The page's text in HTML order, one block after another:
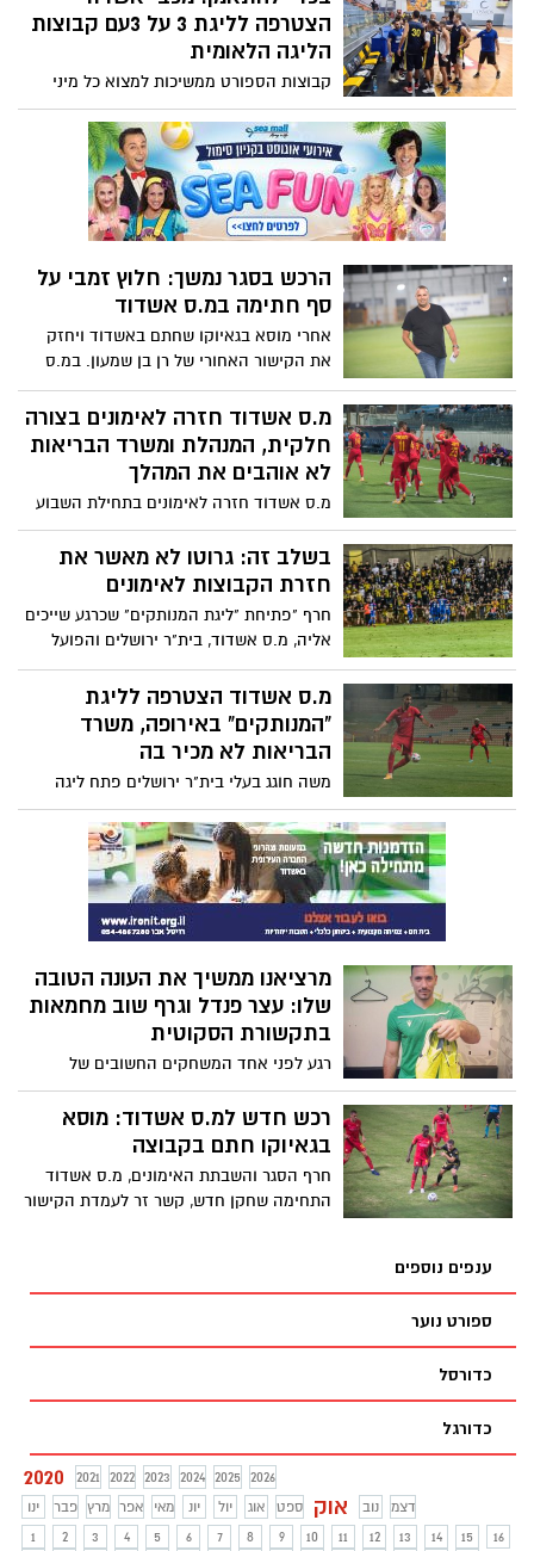
הצטרפה לליגת 3 על 3עם קבוצות
הליגה הלאומית
קבוצות הספורט ממשיכות למצוא כל מיני
דרכים בכדי להתאמן, מכבי אשדוד שאמורה
לשחק העונה בליגה השנייה, נרשמה יחד עם
בכדי שתוכל לחזור לאימונים
הרכש בסגר נמשך: חלוץ זמבי על
סף חתימה במ.ס אשדוד
אחרי מוסא בגאיוקו שחתם באשדוד ויחזק
את הקישור האחורי של רן בן שמעון. במ.ס
אשדוד ממשיכים לשפץ את הסגל ומנצלים
את תקופת הסגר לחיזוק נוסף. מדובר על
החלוץ עמנואל צ'אבולה בן 22 מזביה שיחתום
באשדוד
מ.ס אשדוד חזרה לאימונים בצורה
חלקית, המנהלת ומשרד הבריאות
לא אוהבים את המהלך
מ.ס אשדוד חזרה לאימונים בתחילת השבוע
במתכונת של קפסולות ושחקנים כבודדים.
הקבוצה הגיעה לפי קבוצות למגרש האימונים
בעיר, בפיקוח הצוות המקצועי. במנהלת
המהלך ויבדקו את העניין
בשלב זה: גרוטו לא מאשר את
חזרת הקבוצות לאימונים
חרף "פתיחת "ליגת המנותקים" שכרגע שייכים
אליה, מ.ס אשדוד, בית"ר ירושלים והפועל
ת"א, משרד הבריאות לא אישר לקבוצות
ובינהן אשדוד לחזור לאימונים
מ.ס אשדוד הצטרפה לליגת
"המנותקים" באירופה, משרד
הבריאות לא מכיר בה
משה חוגג בעלי בית"ר ירושלים פתח ליגה
"אירופאית" הנקראת ליגת המנותקים. לליגה
נרשמו בינתיים בית"ר ירושלים, הפועל ת"א
ומ.ס אשדוד. המטרה: לאפשר לקבוצות לחזור
לאימונים. משרד הבריאות לא מאשר את
הליגה ואת חזרת האימונים
מרציאנו ממשיך את העונה הטובה
שלו: עצר פנדל וגרף שוב מחמאות
בתקשורת הסקוטית
רגע לפני אחד המשחקים החשובים של
נבחרת ישראל בכדורגל, אופיר מרציאנו
ממשיך את היכולת הנהדרת שלו. אקס אשדוד
המקומית
רכש חדש למ.ס אשדוד: מוסא
בגאיוקו חתם בקבוצה
חרף הסגר והשבתת האימונים, מ.ס אשדוד
התחימה שחקן חדש, קשר זר לעמדת הקישור
ענפים נוספים
ספורט נוער
כדורסל
כדורגל
2020 2021 2022 2023 2024 2025
2026
ינו
פבר מרץ אפר מאי יונ יול אוג ספט אוק נוב
דצמ
1
2 3 4 5 6 7 8 9 10 11 12 13 14 15
16